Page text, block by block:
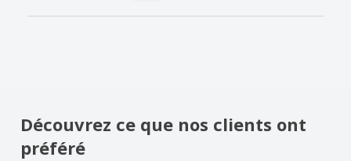
Découvrez ce que nos clients ont
préféré